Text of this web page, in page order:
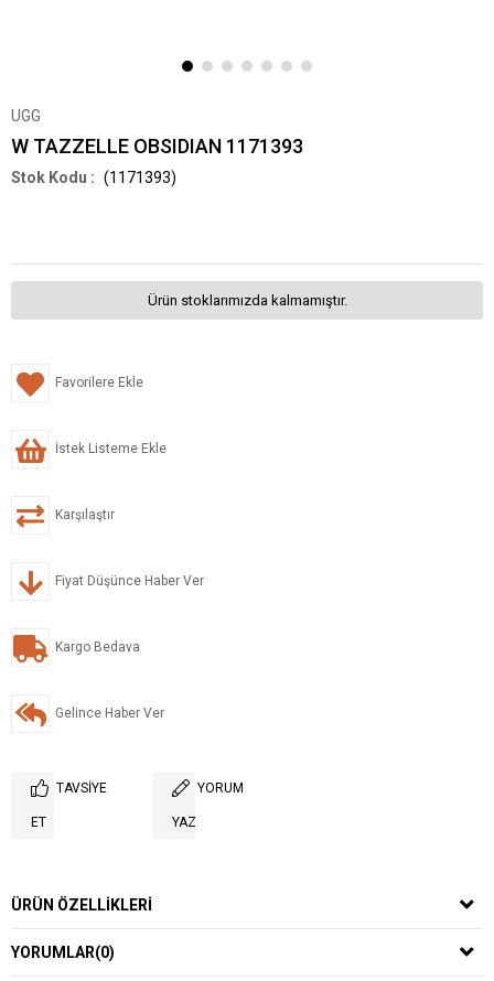
UGG
W TAZZELLE OBSIDIAN 1171393
(1171393)
Ürün stoklarımızda kalmamıştır.
Favorilere Ekle
İstek Listeme Ekle
Karşılaştır
Fiyat Düşünce Haber Ver
Kargo Bedava
Gelince Haber Ver
TAVSIYE
ET
YORUM
YAZ
ÜRÜN ÖZELLIKLERI
YORUMLAR(0)